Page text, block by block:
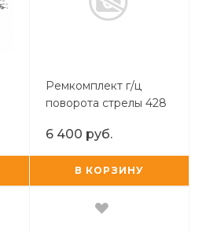
Ремкомплект г/ц
поворота стрелы 428
6 400 руб.
В КОРЗИНУ